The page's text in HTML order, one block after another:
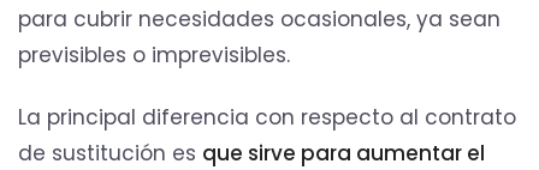
para cubrir necesidades ocasionales, ya sean
previsibles o imprevisibles.
La principal diferencia con respecto al contrato
de sustitución es que sirve para aumentar el